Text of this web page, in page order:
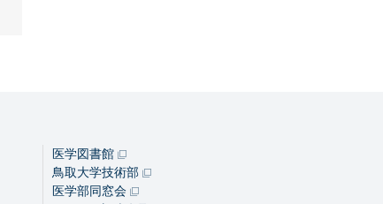
医学図書館
鳥取大学技術部
医学部同窓会